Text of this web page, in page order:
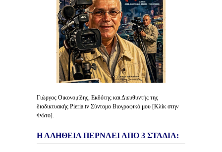
Γιώργος Οικονομίδης, Εκδότης και Διευθυντής της
διαδικτυακής Pieria.tv Σύντομο Βιογραφικό μου [Κλίκ στην
Φώτο].
Η ΑΛΗΘΕΙΑ ΠΕΡΝΑΕΙ ΑΠΟ 3 ΣΤΑΔΙΑ: